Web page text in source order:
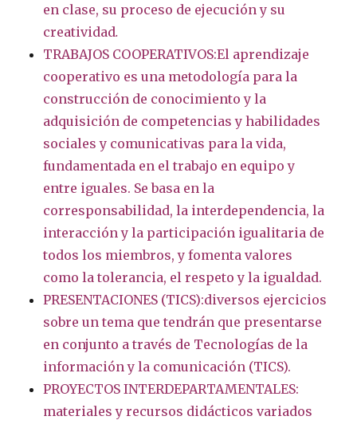
en clase, su proceso de ejecución y su
creatividad.
TRABAJOS COOPERATIVOS:El aprendizaje
cooperativo es una metodología para la
construcción de conocimiento y la
adquisición de competencias y habilidades
sociales y comunicativas para la vida,
fundamentada en el trabajo en equipo y
entre iguales. Se basa en la
corresponsabilidad, la interdependencia, la
interacción y la participación igualitaria de
todos los miembros, y fomenta valores
como la tolerancia, el respeto y la igualdad.
PRESENTACIONES (TICS):diversos ejercicios
sobre un tema que tendrán que presentarse
en conjunto a través de Tecnologías de la
información y la comunicación (TICS).
PROYECTOS INTERDEPARTAMENTALES:
materiales y recursos didácticos variados